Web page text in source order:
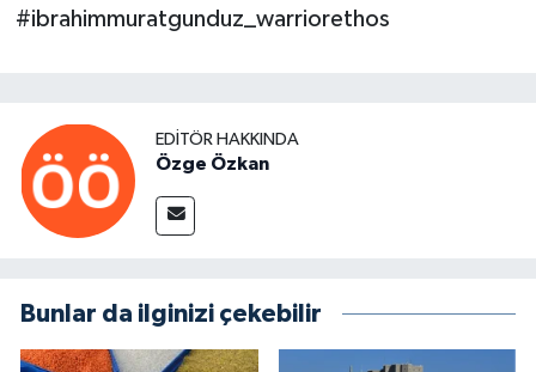
#ibrahimmuratgunduz_warriorethos
EDITÖR HAKKINDA
Özge Özkan
Bunlar da ilginizi çekebilir